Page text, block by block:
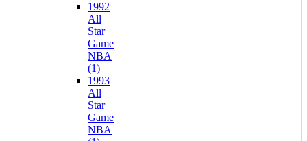
1992
All
Star
Game
NBA
(1)
1993
All
Star
Game
NBA